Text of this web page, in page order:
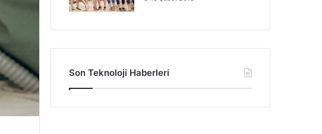
Son Teknoloji Haberleri